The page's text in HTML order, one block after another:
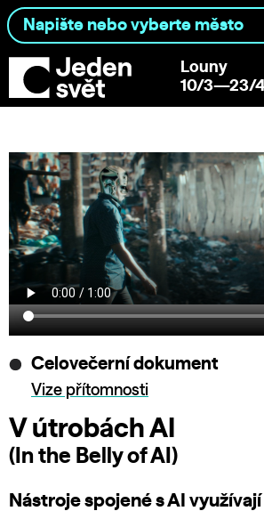
Louny
10/3—23/
Celovečerní dokument
Vize přítomnosti
V útrobách AI
(In the Belly of AI)
Nástroje spojené s AI